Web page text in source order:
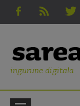
ingurune digitala